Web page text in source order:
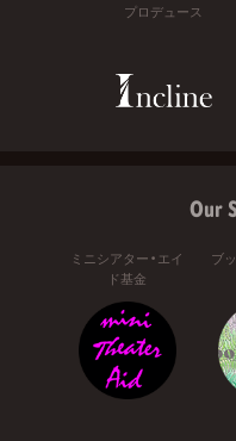
プロデュース
Our
ミニシアター・エイ
ド基金
ブ